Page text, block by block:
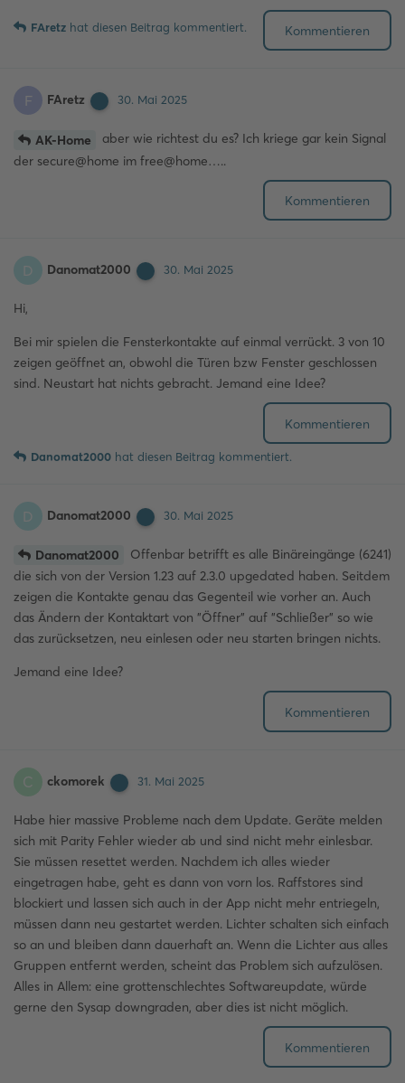
Kommentieren
FAretz hat diesen Beitrag kommentiert.
F FAretz 30. Mai 2025
AK-Home
aber wie richtest du es? Ich kriege gar kein Signal
der secure@home im free@home…..
Kommentieren
D Danomat2000 30. Mai 2025
Hi,
Bei mir spielen die Fensterkontakte auf einmal verrückt. 3 von 10
zeigen geöffnet an, obwohl die Türen bzw Fenster geschlossen
sind. Neustart hat nichts gebracht. Jemand eine Idee?
Kommentieren
Danomat2000 hat diesen Beitrag kommentiert.
D Danomat2000 30. Mai 2025
Danomat2000
Offenbar betrifft es alle Binäreingänge (6241)
die sich von der Version 1.23 auf 2.3.0 upgedated haben. Seitdem
zeigen die Kontakte genau das Gegenteil wie vorher an. Auch
das Ändern der Kontaktart von "Öffner" auf "Schließer" so wie
das zurücksetzen, neu einlesen oder neu starten bringen nichts.
Jemand eine Idee?
Kommentieren
C ckomorek 31. Mai 2025
Habe hier massive Probleme nach dem Update. Geräte melden
sich mit Parity Fehler wieder ab und sind nicht mehr einlesbar.
Sie müssen resettet werden. Nachdem ich alles wieder
eingetragen habe, geht es dann von vorn los. Raffstores sind
blockiert und lassen sich auch in der App nicht mehr entriegeln,
müssen dann neu gestartet werden. Lichter schalten sich einfach
so an und bleiben dann dauerhaft an. Wenn die Lichter aus alles
Gruppen entfernt werden, scheint das Problem sich aufzulösen.
Alles in Allem: eine grottenschlechtes Softwareupdate, würde
gerne den Sysap downgraden, aber dies ist nicht möglich.
Kommentieren